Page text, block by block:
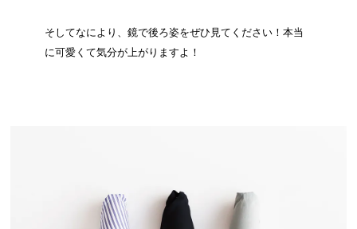
そしてなにより、鏡で後ろ姿をぜひ見てください！本当
に可愛くて気分が上がりますよ！